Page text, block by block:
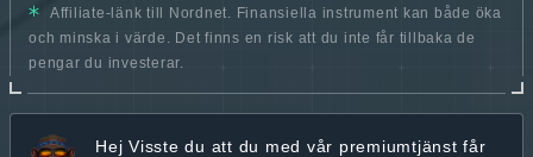
Affiliate-länk till Nordnet. Finansiella instrument kan både öka
och minska i värde. Det finns en risk att du inte får tillbaka de
pengar du investerar.
Hej Visste du att du med vår premiumtjänst får